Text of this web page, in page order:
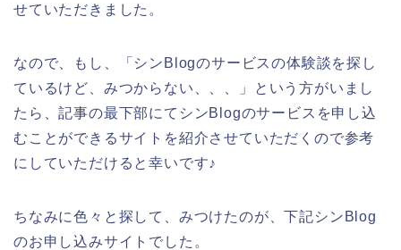
せていただきました。
なので、もし、「シンBlogのサービスの体験談を探し
ているけど、みつからない、、、」という方がいまし
たら、記事の最下部にてシンBlogのサービスを申し込
むことができるサイトを紹介させていただくので参考
にしていただけると幸いです♪
ちなみに色々と探して、みつけたのが、下記シンBlog
のお申し込みサイトでした。